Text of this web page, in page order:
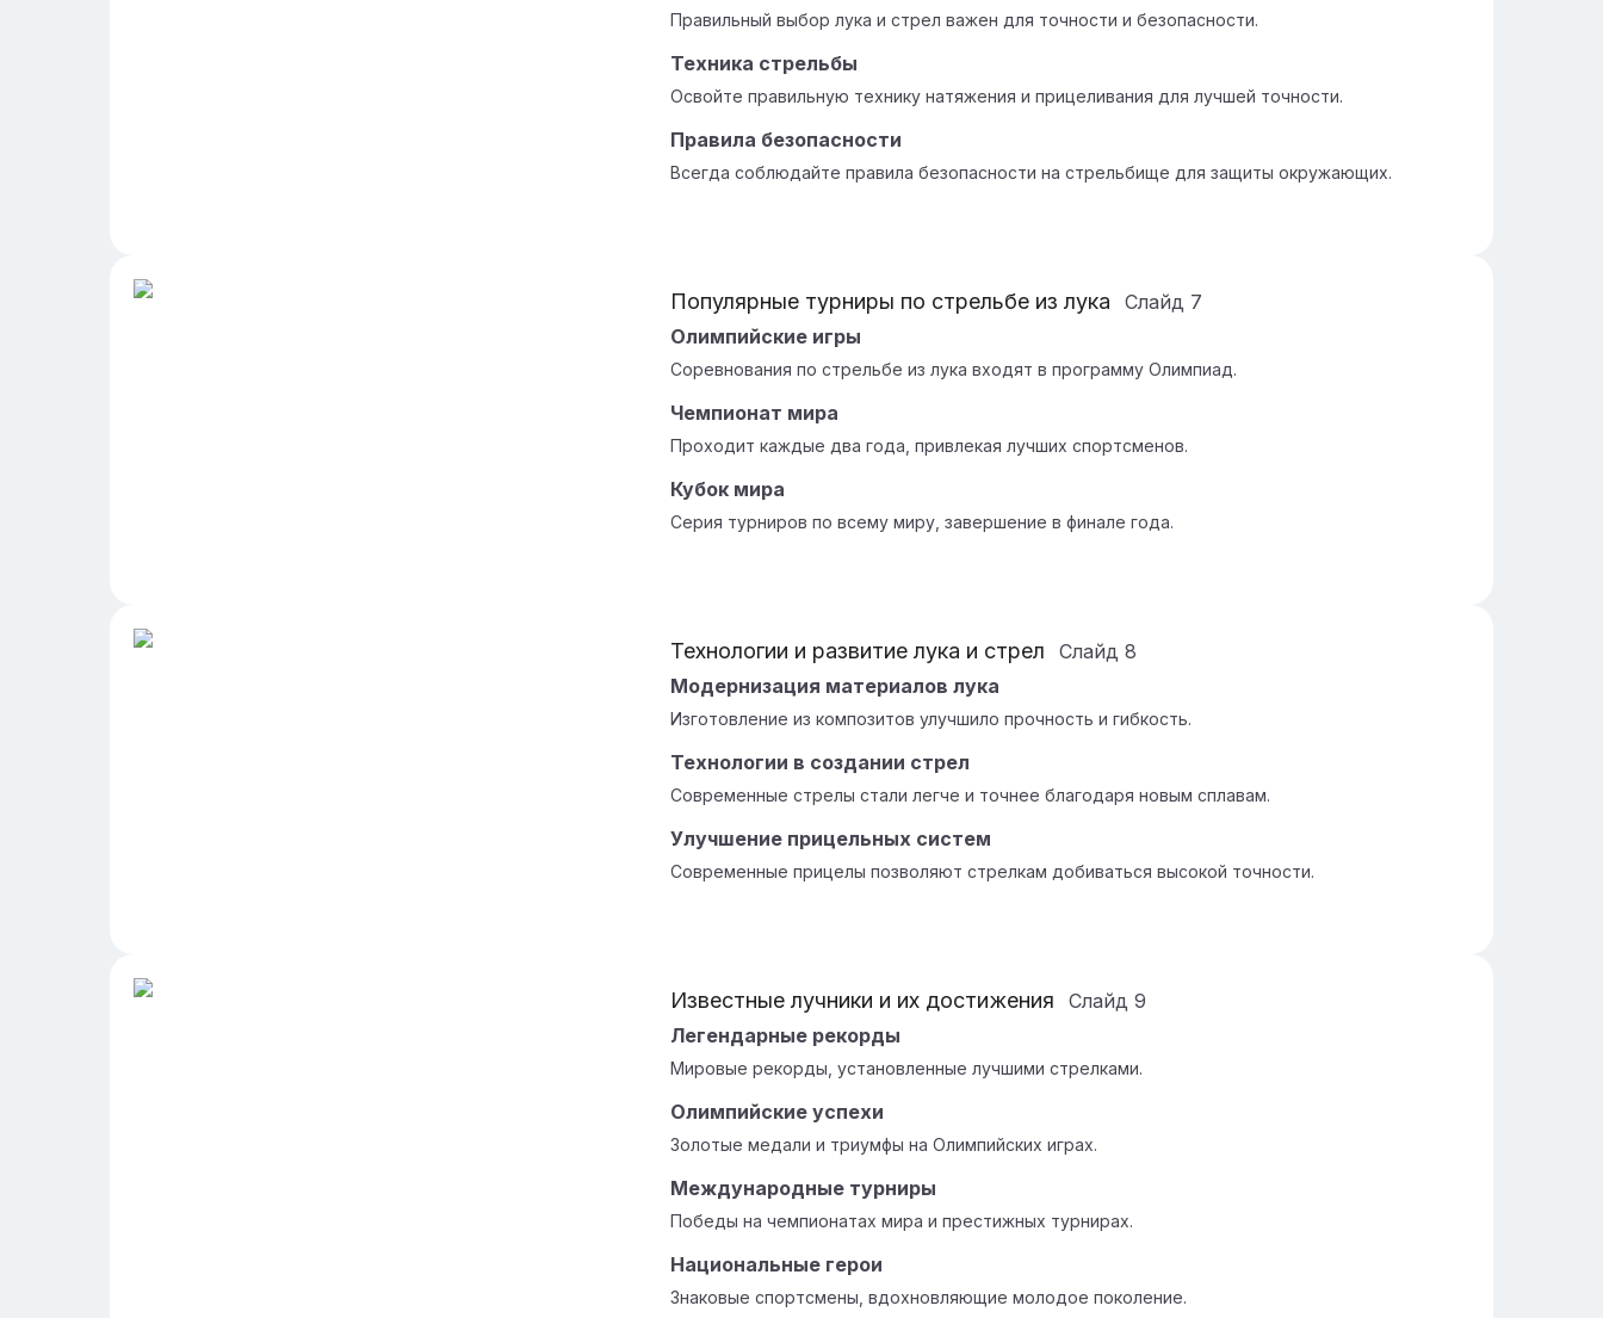
Правильный выбор лука и стрел важен для точности и безопасности.
Техника стрельбы
Освойте правильную технику натяжения и прицеливания для лучшей точности.
Правила безопасности
Всегда соблюдайте правила безопасности на стрельбище для защиты окружающих.
Популярные турниры по стрельбе из лука Слайд 7
Олимпийские игры
Соревнования по стрельбе из лука входят в программу Олимпиад.
Чемпионат мира
Проходит каждые два года, привлекая лучших спортсменов.
Кубок мира
Серия турниров по всему миру, завершение в финале года.
Технологии и развитие лука и стрел Слайд 8
Модернизация материалов лука
Изготовление из композитов улучшило прочность и гибкость.
Технологии в создании стрел
Современные стрелы стали легче и точнее благодаря новым сплавам.
Улучшение прицельных систем
Современные прицелы позволяют стрелкам добиваться высокой точности.
Известные лучники и их достижения Слайд 9
Легендарные рекорды
Мировые рекорды, установленные лучшими стрелками.
Олимпийские успехи
Золотые медали и триумфы на Олимпийских играх.
Международные турниры
Победы на чемпионатах мира и престижных турнирах.
Национальные герои
Знаковые спортсмены, вдохновляющие молодое поколение.